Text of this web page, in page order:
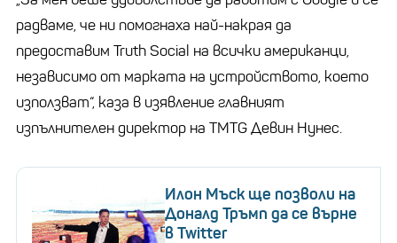
радваме, че ни помогнаха най-накрая да
предоставим Truth Social на всички американци,
независимо от марката на устройството, което
използват“, каза в изявление главният
изпълнителен директор на TMTG Девин Нунес.
Илон Мъск ще позволи на
Доналд Тръмп да се върне
в Twitter